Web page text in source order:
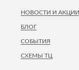
НОВОСТИ И АКЦИИ
БЛОГ
СОБЫТИЯ
СХЕМЫ ТЦ